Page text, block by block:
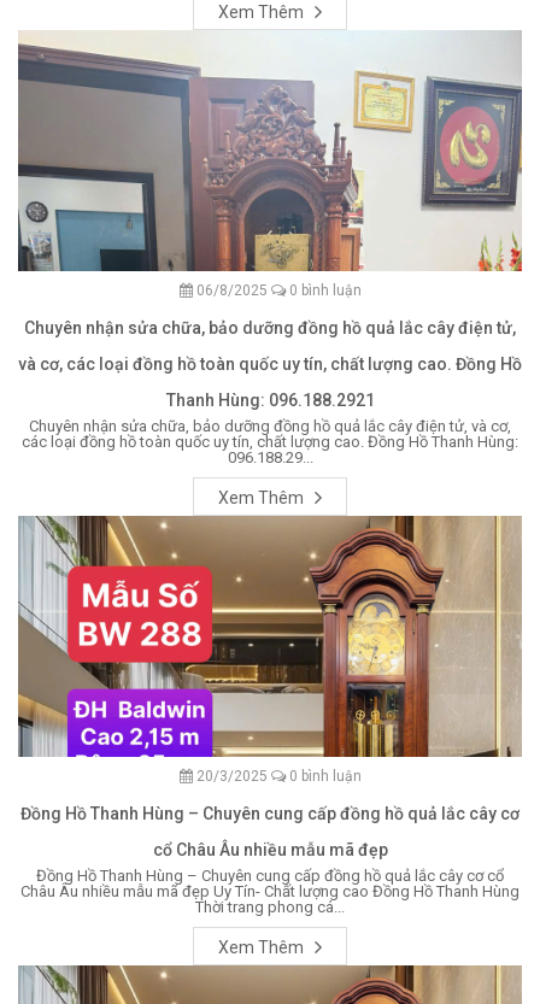
Xem Thêm
06/8/2025 0 bình luận
Chuyên nhận sửa chữa, bảo dưỡng đồng hồ quả lắc cây điện tử,
và cơ, các loại đồng hồ toàn quốc uy tín, chất lượng cao. Đồng Hồ
Thanh Hùng: 096.188.2921
Chuyên nhận sửa chữa, bảo dưỡng đồng hồ quả lắc cây điện tử, và cơ,
các loại đồng hồ toàn quốc uy tín, chất lượng cao. Đồng Hồ Thanh Hùng:
096.188.29...
Xem Thêm
20/3/2025 0 bình luận
Đồng Hồ Thanh Hùng – Chuyên cung cấp đồng hồ quả lắc cây cơ
cổ Châu Âu nhiều mẫu mã đẹp
Đồng Hồ Thanh Hùng – Chuyên cung cấp đồng hồ quả lắc cây cơ cổ
Châu Âu nhiều mẫu mã đẹp Uy Tín- Chất lượng cao Đồng Hồ Thanh Hùng
Thời trang phong cá...
Xem Thêm